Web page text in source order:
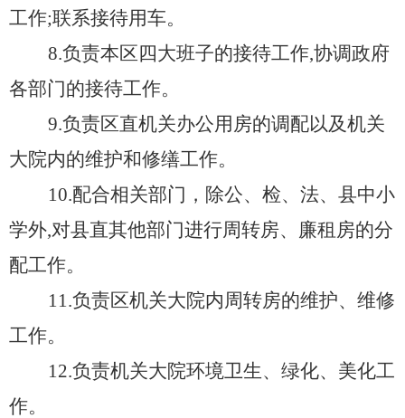
工作;联系接待用车。
8.负责本区四大班子的接待工作,协调政府
各部门的接待工作。
9.负责区直机关办公用房的调配以及机关
大院内的维护和修缮工作。
10.配合相关部门，除公、检、法、县中小
学外,对县直其他部门进行周转房、廉租房的分
配工作。
11.负责区机关大院内周转房的维护、维修
工作。
12.负责机关大院环境卫生、绿化、美化工
作。